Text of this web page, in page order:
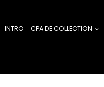
INTRO CPA DE COLLECTION